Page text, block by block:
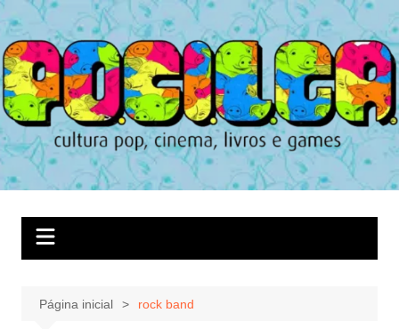
Ir
para
o
conteúdo
Página inicial rock band